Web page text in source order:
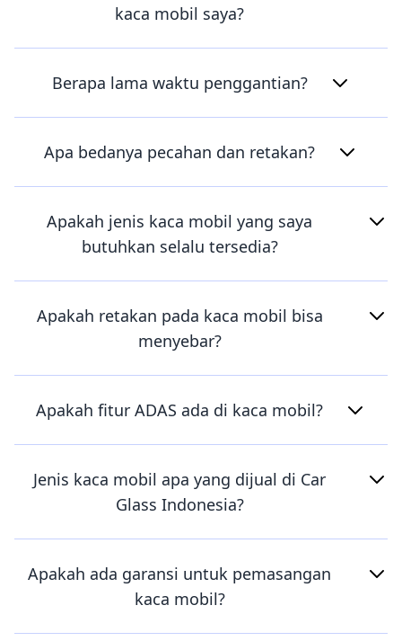
kaca mobil saya?
Berapa lama waktu penggantian?
Apa bedanya pecahan dan retakan?
Apakah jenis kaca mobil yang saya
butuhkan selalu tersedia?
Apakah retakan pada kaca mobil bisa
menyebar?
Apakah fitur ADAS ada di kaca mobil?
Jenis kaca mobil apa yang dijual di Car
Glass Indonesia?
Apakah ada garansi untuk pemasangan
kaca mobil?